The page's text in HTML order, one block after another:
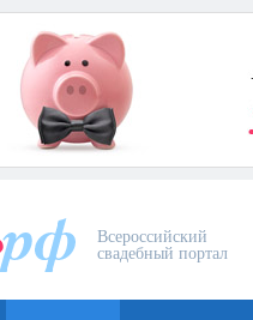
Всероссийский
свадебный портал